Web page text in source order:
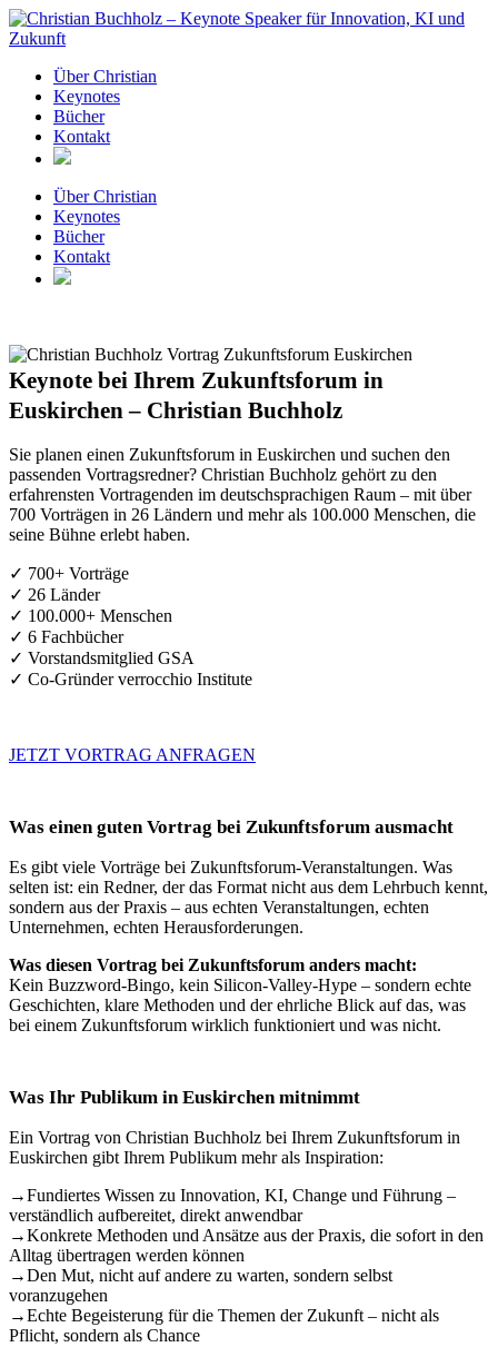
Zum
Inhalt
Über Christian
Keynotes
Bücher
Kontakt
Über Christian
Keynotes
Bücher
Kontakt
Keynote bei Ihrem Zukunftsforum in
Euskirchen – Christian Buchholz
Sie planen einen Zukunftsforum in Euskirchen und suchen den
passenden Vortragsredner? Christian Buchholz gehört zu den
erfahrensten Vortragenden im deutschsprachigen Raum – mit über
700 Vorträgen in 26 Ländern und mehr als 100.000 Menschen, die
seine Bühne erlebt haben.
✓ 700+ Vorträge
✓ 26 Länder
✓ 100.000+ Menschen
✓ 6 Fachbücher
✓ Vorstandsmitglied GSA
✓ Co-Gründer verrocchio Institute
JETZT VORTRAG ANFRAGEN
Was einen guten Vortrag bei Zukunftsforum ausmacht
Es gibt viele Vorträge bei Zukunftsforum-Veranstaltungen. Was
selten ist: ein Redner, der das Format nicht aus dem Lehrbuch kennt,
sondern aus der Praxis – aus echten Veranstaltungen, echten
Unternehmen, echten Herausforderungen.
Was diesen Vortrag bei Zukunftsforum anders macht:
Kein Buzzword-Bingo, kein Silicon-Valley-Hype – sondern echte
Geschichten, klare Methoden und der ehrliche Blick auf das, was
bei einem Zukunftsforum wirklich funktioniert und was nicht.
Was Ihr Publikum in Euskirchen mitnimmt
Ein Vortrag von Christian Buchholz bei Ihrem Zukunftsforum in
Euskirchen gibt Ihrem Publikum mehr als Inspiration:
→Fundiertes Wissen zu Innovation, KI, Change und Führung –
verständlich aufbereitet, direkt anwendbar
→Konkrete Methoden und Ansätze aus der Praxis, die sofort in den
Alltag übertragen werden können
→Den Mut, nicht auf andere zu warten, sondern selbst
voranzugehen
→Echte Begeisterung für die Themen der Zukunft – nicht als
Pflicht, sondern als Chance